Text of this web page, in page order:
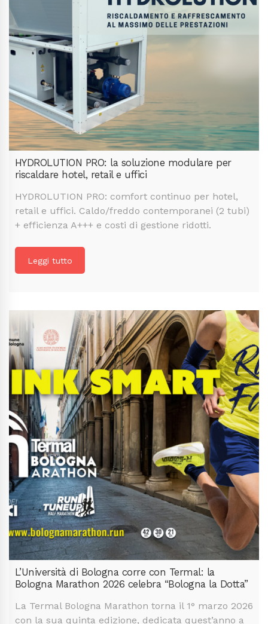
HYDROLUTION PRO: la soluzione modulare per
riscaldare hotel, retail e uffici
HYDROLUTION PRO: comfort continuo per hotel,
retail e uffici. Caldo/freddo contemporanei (2 tubi)
+ efficienza A+++ e costi di gestione ridotti.
Leggi tutto
L’Università di Bologna corre con Termal: la
Bologna Marathon 2026 celebra “Bologna la Dotta”
La Termal Bologna Marathon torna il 1° marzo 2026
con la sua quinta edizione, dedicata quest’anno a